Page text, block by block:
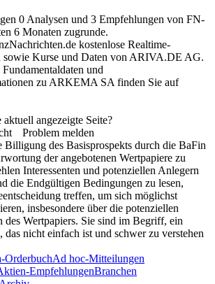
0 Analysen und 3 Empfehlungen von FN-
6 Monaten zugrunde.
kostenlose Realtime-
sowie Kurse und Daten von ARIVA.DE AG.
und
zu ARKEMA SA finden Sie auf
angezeigte Seite?
Problem melden
Billigung des Basisprospekts durch die BaFin
der angebotenen Wertpapiere zu
Interessenten und potenziellen Anlegern
die Endgültigen Bedingungen zu lesen,
treffen, um sich möglichst
insbesondere über die potenziellen
des Wertpapiers. Sie sind im Begriff, ein
das nicht einfach ist und schwer zu verstehen
OrderbuchAd hoc-Mitteilungen
EmpfehlungenBranchen